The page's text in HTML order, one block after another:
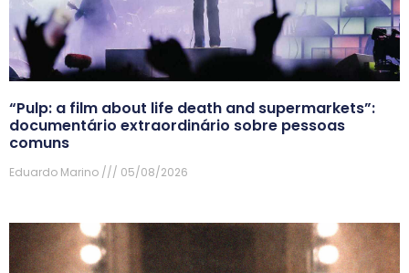
“Pulp: a film about life death and supermarkets”:
documentário extraordinário sobre pessoas
comuns
Eduardo Marino 05/08/2026